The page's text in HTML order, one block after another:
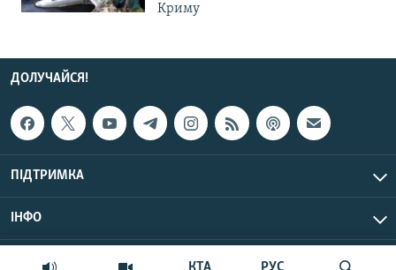
Криму
ДОЛУЧАЙСЯ!
ПІДТРИМКА
ІНФО
© Крим.Реалії, 2026 | Усі права застережено.